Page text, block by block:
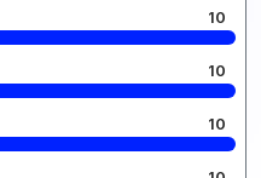
10
10
10